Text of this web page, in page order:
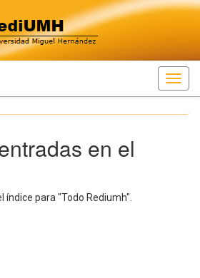
en el
índice para "Todo Rediumh".